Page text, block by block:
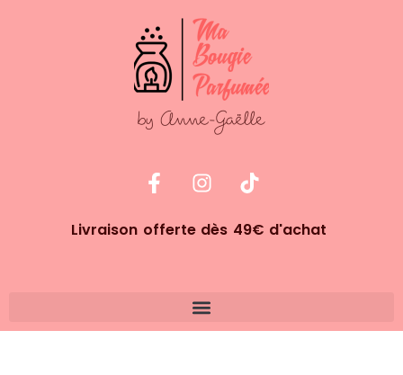
Livraison offerte dès 49€ d'achat